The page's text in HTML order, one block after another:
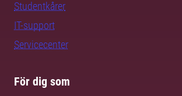
Studentkårer
IT-support
Servicecenter
För dig som